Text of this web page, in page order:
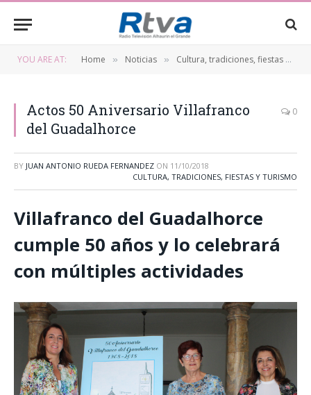
YOU ARE AT: Home » Noticias » Cultura, tradiciones, fiestas y turismo
Actos 50 Aniversario Villafranco
del Guadalhorce
0
BY JUAN ANTONIO RUEDA FERNANDEZ ON 11/10/2018
CULTURA, TRADICIONES, FIESTAS Y TURISMO
Villafranco del Guadalhorce
cumple 50 años y lo celebrará
con múltiples actividades